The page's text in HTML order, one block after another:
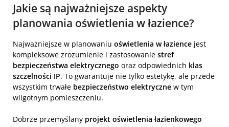
Jakie są najważniejsze aspekty
planowania oświetlenia w łazience?
Najważniejsze w planowaniu oświetlenia w łazience jest
kompleksowe zrozumienie i zastosowanie stref
bezpieczeństwa elektrycznego oraz odpowiednich klas
szczelności IP. To gwarantuje nie tylko estetykę, ale przede
wszystkim trwałe bezpieczeństwo elektryczne w tym
wilgotnym pomieszczeniu.
Dobrze przemyślany projekt oświetlenia łazienkowego